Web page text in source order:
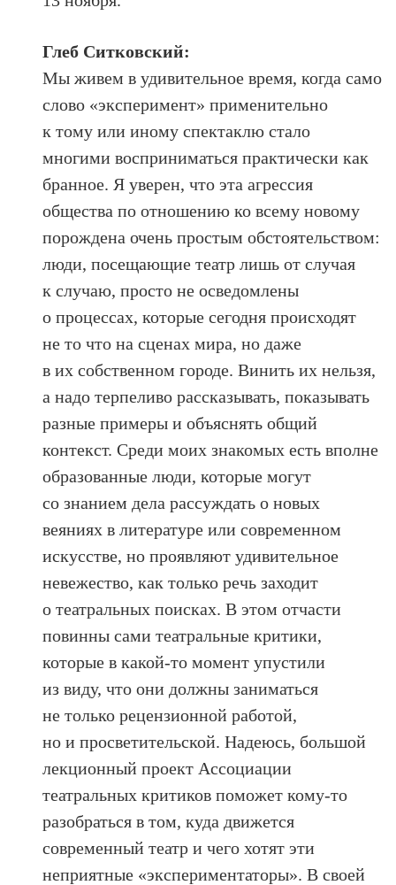
Глеб Ситковский:
Мы живем в удивительное время, когда само
слово «эксперимент» применительно
к тому или иному спектаклю стало
многими восприниматься практически как
бранное. Я уверен, что эта агрессия
общества по отношению ко всему новому
порождена очень простым обстоятельством:
люди, посещающие театр лишь от случая
к случаю, просто не осведомлены
о процессах, которые сегодня происходят
не то что на сценах мира, но даже
в их собственном городе. Винить их нельзя,
а надо терпеливо рассказывать, показывать
разные примеры и объяснять общий
контекст. Среди моих знакомых есть вполне
образованные люди, которые могут
со знанием дела рассуждать о новых
веяниях в литературе или современном
искусстве, но проявляют удивительное
невежество, как только речь заходит
о театральных поисках. В этом отчасти
повинны сами театральные критики,
которые в какой-то момент упустили
из виду, что они должны заниматься
не только рецензионной работой,
но и просветительской. Надеюсь, большой
лекционный проект Ассоциации
театральных критиков поможет кому-то
разобраться в том, куда движется
современный театр и чего хотят эти
неприятные «экспериментаторы». В своей